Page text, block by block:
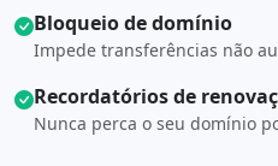
Bloqueio de domínio
Impede transferências não
Recordatórios de
Nunca perca o seu domínio